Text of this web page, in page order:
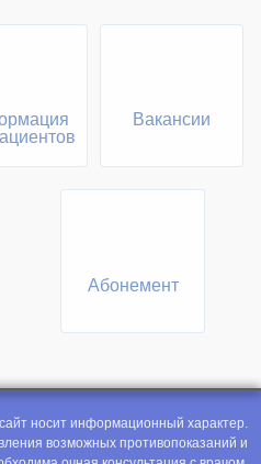
Вакансии
Абонемент
носит информационный характер.
возможных противопоказаний и